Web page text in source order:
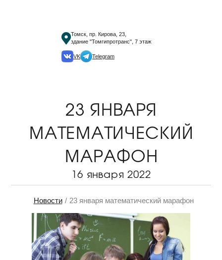
Томск, пр. Кирова, 23,
здание "Томгипротранс", 7 этаж
VK Telegram
23 ЯНВАРЯ
МАТЕМАТИЧЕСКИЙ
МАРАФОН
16 января 2022
Новости 23 января математический марафон